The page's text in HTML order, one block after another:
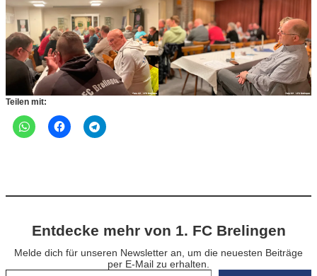
Teilen mit:
Entdecke mehr von 1. FC Brelingen
Melde dich für unseren Newsletter an, um die neuesten Beiträge
per E-Mail zu erhalten.
Gib deine E-Mail-Adresse ein …